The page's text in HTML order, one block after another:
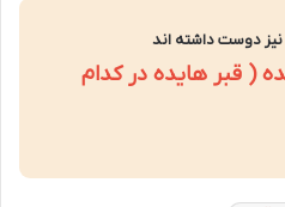
نیز دوست داشته اند
( قبر هایده در کدام